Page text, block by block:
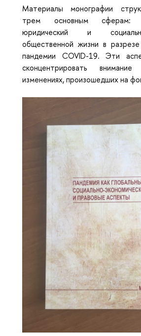
Материалы монографии
трем основным сферам:
юридический и
общественной жизни в
пандемии COVID-19. Эти
сконцентрировать
изменениях, произошедших на